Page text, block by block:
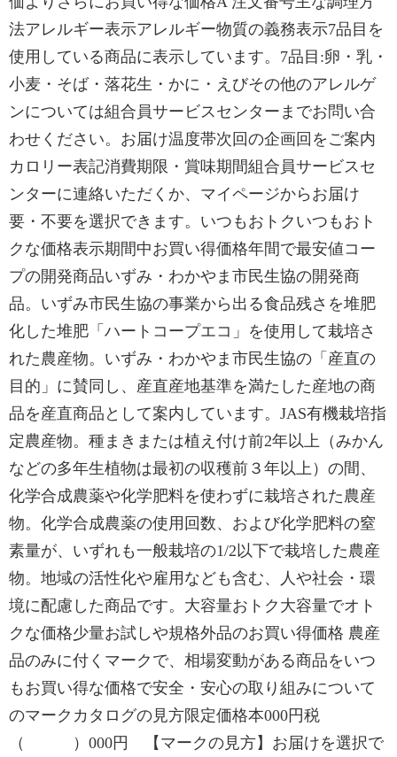
法アレルギー表示アレルギー物質の義務表示7品目を
使用している商品に表示しています。7品目:卵・乳・
小麦・そば・落花生・かに・えびその他のアレルゲ
ンについては組合員サービスセンターまでお問い合
わせください。お届け温度帯次回の企画回をご案内
カロリー表記消費期限・賞味期間組合員サービスセ
ンターに連絡いただくか、マイページからお届け
要・不要を選択できます。いつもおトクいつもおト
クな価格表示期間中お買い得価格年間で最安値コー
プの開発商品いずみ・わかやま市民生協の開発商
品。いずみ市民生協の事業から出る食品残さを堆肥
化した堆肥「ハートコープエコ」を使用して栽培さ
れた農産物。いずみ・わかやま市民生協の「産直の
目的」に賛同し、産直産地基準を満たした産地の商
品を産直商品として案内しています。JAS有機栽培指
定農産物。種まきまたは植え付け前2年以上（みかん
などの多年生植物は最初の収穫前３年以上）の間、
化学合成農薬や化学肥料を使わずに栽培された農産
物。化学合成農薬の使用回数、および化学肥料の窒
素量が、いずれも一般栽培の1/2以下で栽培した農産
物。地域の活性化や雇用なども含む、人や社会・環
境に配慮した商品です。大容量おトク大容量でオト
クな価格少量お試しや規格外品のお買い得価格 農産
品のみに付くマークで、相場変動がある商品をいつ
もお買い得な価格で安全・安心の取り組みについて
のマークカタログの見方限定価格本000円税
（ ）000円 【マークの見方】お届けを選択で